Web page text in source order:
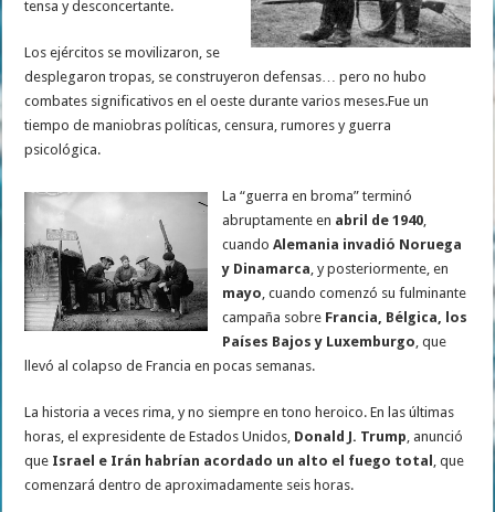
tensa y desconcertante.
Los ejércitos se movilizaron, se
desplegaron tropas, se construyeron defensas… pero no hubo
combates significativos en el oeste durante varios meses.Fue un
tiempo de maniobras políticas, censura, rumores y guerra
psicológica.
La “guerra en broma” terminó
abruptamente en abril de 1940,
cuandoAlemania invadió Noruega
y Dinamarca, y posteriormente, en
mayo, cuando comenzó su fulminante
campaña sobre Francia, Bélgica, los
Países Bajos y Luxemburgo, que
llevó al colapso de Francia en pocas semanas.
La historia a veces rima, y no siempre en tono heroico. En las últimas
horas, el expresidente de Estados Unidos, Donald J. Trump, anunció
que Israel e Irán habrían acordado un alto el fuego total , que
comenzará dentro de aproximadamente seis horas.